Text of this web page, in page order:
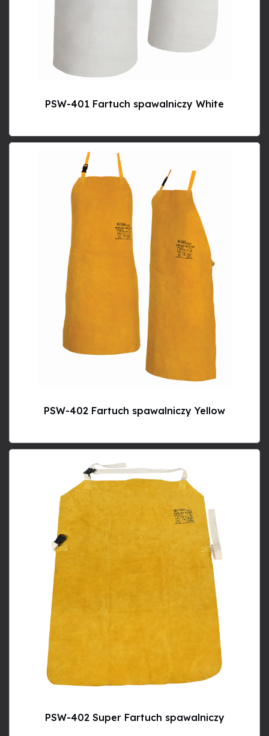
PSW-401 Fartuch spawalniczy White
PSW-402 Fartuch spawalniczy Yellow
PSW-402 Super Fartuch spawalniczy